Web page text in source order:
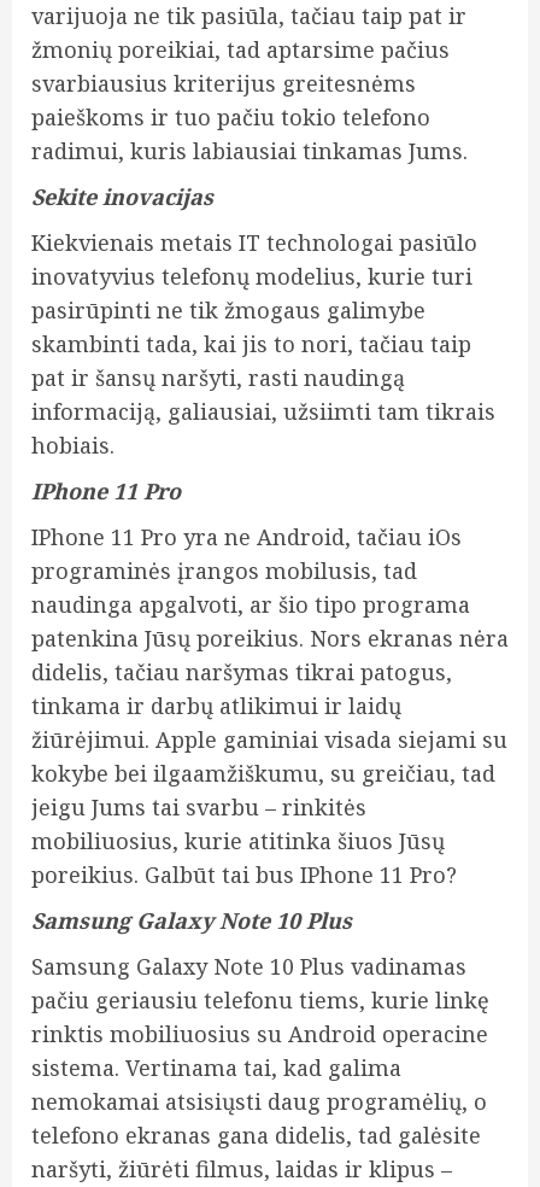
varijuoja ne tik pasiūla, tačiau taip pat ir
žmonių poreikiai, tad aptarsime pačius
svarbiausius kriterijus greitesnėms
paieškoms ir tuo pačiu tokio telefono
radimui, kuris labiausiai tinkamas Jums.
Sekite inovacijas
Kiekvienais metais IT technologai pasiūlo
inovatyvius telefonų modelius, kurie turi
pasirūpinti ne tik žmogaus galimybe
skambinti tada, kai jis to nori, tačiau taip
pat ir šansų naršyti, rasti naudingą
informaciją, galiausiai, užsiimti tam tikrais
hobiais.
IPhone 11 Pro
IPhone 11 Pro yra ne Android, tačiau iOs
programinės įrangos mobilusis, tad
naudinga apgalvoti, ar šio tipo programa
patenkina Jūsų poreikius. Nors ekranas nėra
didelis, tačiau naršymas tikrai patogus,
tinkama ir darbų atlikimui ir laidų
žiūrėjimui. Apple gaminiai visada siejami su
kokybe bei ilgaamžiškumu, su greičiau, tad
jeigu Jums tai svarbu – rinkitės
mobiliuosius, kurie atitinka šiuos Jūsų
poreikius. Galbūt tai bus IPhone 11 Pro?
Samsung Galaxy Note 10 Plus
Samsung Galaxy Note 10 Plus vadinamas
pačiu geriausiu telefonu tiems, kurie linkę
rinktis mobiliuosius su Android operacine
sistema. Vertinama tai, kad galima
nemokamai atsisiųsti daug programėlių, o
telefono ekranas gana didelis, tad galėsite
naršyti, žiūrėti filmus, laidas ir klipus –